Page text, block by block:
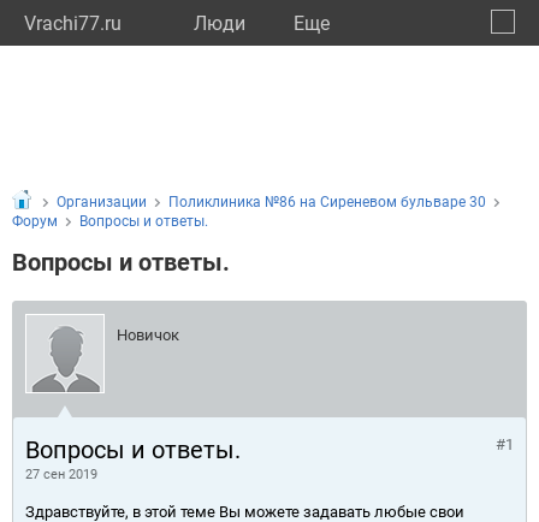
Vrachi77.ru Люди Eще
Организации
Поликлиника №86 на Сиреневом бульваре 30
Форум
Вопросы и ответы.
Вопросы и ответы.
Новичок
Вопросы и ответы.
27 сен 2019
#1
Здравствуйте, в этой теме Вы можете задавать любые свои